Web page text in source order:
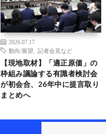
2026.07.17
動向/展望
記者会見など
【現地取材】「適正原価」の
枠組み議論する有識者検討会
が初会合、26年中に提言取り
まとめへ